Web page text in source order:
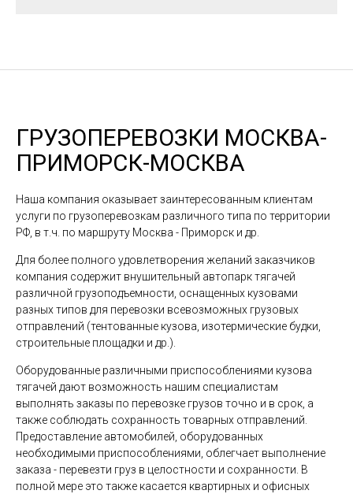
ГРУЗОПЕРЕВОЗКИ МОСКВА-
ПРИМОРСК-МОСКВА
Наша компания оказывает заинтересованным клиентам
услуги по грузоперевозкам различного типа по территории
РФ, в т.ч. по маршруту Москва - Приморск и др.
Для более полного удовлетворения желаний заказчиков
компания содержит внушительный автопарк тягачей
различной грузоподъемности, оснащенных кузовами
разных типов для перевозки всевозможных грузовых
отправлений (тентованные кузова, изотермические будки,
строительные площадки и др.).
Оборудованные различными приспособлениями кузова
тягачей дают возможность нашим специалистам
выполнять заказы по перевозке грузов точно и в срок, а
также соблюдать сохранность товарных отправлений.
Предоставление автомобилей, оборудованных
необходимыми приспособлениями, облегчает выполнение
заказа - перевезти груз в целостности и сохранности. В
полной мере это также касается квартирных и офисных